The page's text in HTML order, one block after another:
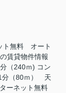
ト無料 オート
賃貸物件情報
（240ｍ) コン
分（80ｍ） 天
ーネット無料